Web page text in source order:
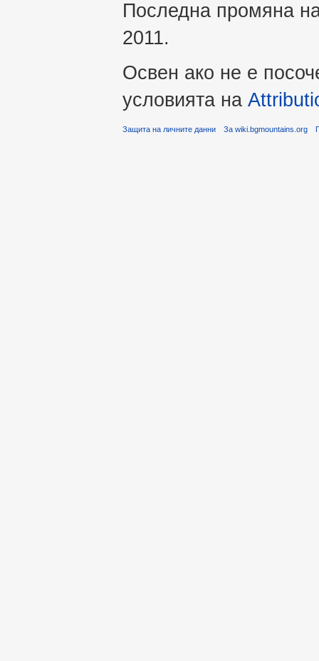
Последна промяна
2011.
Освен ако не е
условията на
Защита на личните данни За wiki.bgmountains.org